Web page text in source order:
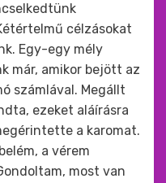
célzásokat
Egy-egy mély
már, amikor bejött az
számlával. Megállt
ezeket aláírásra
a karomat.
a vérem
most van